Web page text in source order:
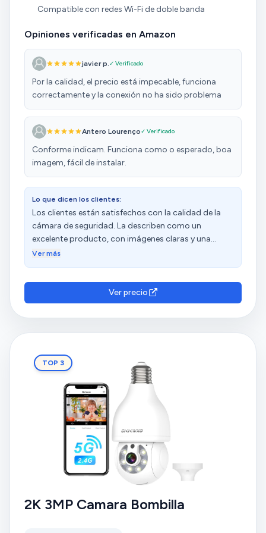
Compatible con redes Wi-Fi de doble banda
Opiniones verificadas en Amazon
javier p. ✓ Verificado
Por la calidad, el precio está impecable, funciona
correctamente y la conexión no ha sido problema
Antero Lourenço✓ Verificado
Conforme indicam. Funciona como o esperado, boa
imagem, fácil de instalar.
Lo que dicen los clientes:
Los clientes están satisfechos con la calidad de la
cámara de seguridad. La describen como un
excelente producto, con imágenes claras y una
buena visión. Destacan su fácil instalación y
calidad-precio y que no requiere gastos extras por
acceder a las grabaciones. Además, aprecian la
conectividad, la detección de movimiento y la
Ver más
Ver precio
TOP 3
2K 3MP Camara Bombilla